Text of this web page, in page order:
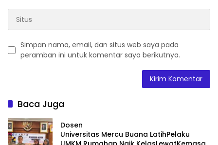
Simpan nama, email, dan situs web saya pada
peramban ini untuk komentar saya berikutnya.
Baca Juga
Dosen
Universitas Mercu Buana LatihPelaku